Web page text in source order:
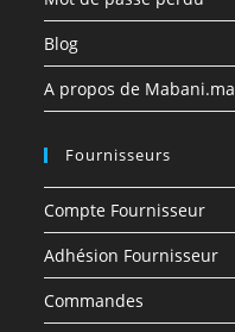
Blog
A propos de Mabani.ma
Fournisseurs
Compte Fournisseur
Adhésion Fournisseur
Commandes